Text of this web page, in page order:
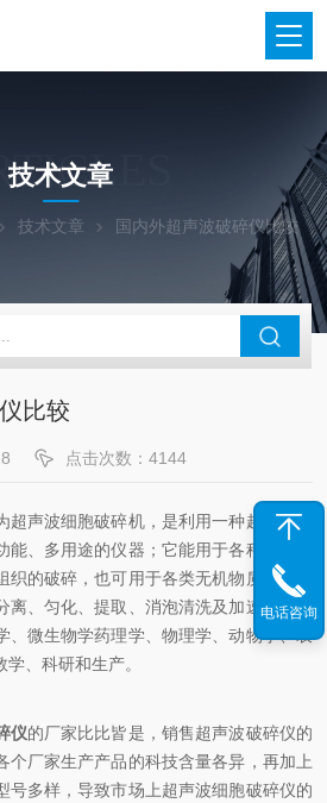
技术文章
技术文章 国内外超声波破碎仪比较
比较
点击次数：4144
声波细胞破碎机，是利用一种超声波在
、多用途的仪器；它能用于各种动植物
的破碎，也可用于各类无机物质的破碎
离、匀化、提取、消泡清洗及加速化学反
微生物学药理学、物理学、动物学、农
、科研和生产。
仪的厂家比比皆是，销售超声波破碎仪的
个厂家生产产品的科技含量各异，再加上
号多样，导致市场上超声波细胞破碎仪的
电话咨询